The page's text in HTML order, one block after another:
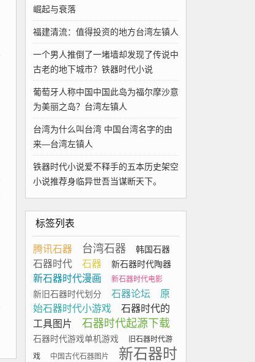
崛起与衰落
福建清流：值得投资的地方台湾左镇人
一个男人推倒了一堵墙却发现了传说中
古老的地下城市？铁器时代小说
葡萄牙人称中国中国此岛为福尔摩沙意
为美丽之岛？台湾左镇人
台湾为什么叫台湾 中国台湾名字的由
来—台湾左镇人
铁器时代小说爱不释手的五本历史架空
小说推荐身临异世吾当谋断天下。
标签列表
腾讯石器 台湾石器 韩国石器
石器时代 石器 新石器时代陶器
新石器时代漫画 新石器时代电影
新旧石器时代划分 石器论坛
原
始石器时代小游戏
石器时代的
工具图片
石器时代起源下载
石器时代游戏单机游戏
旧石器时代游
戏
中国古代石器图片 新石器时